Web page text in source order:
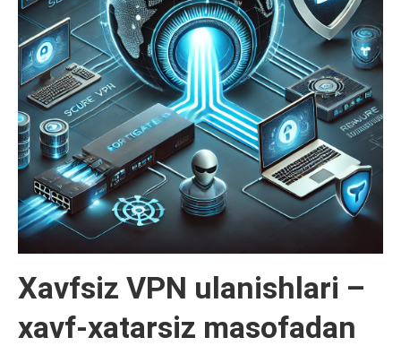
Xavfsiz VPN ulanishlari –
xavf-xatarsiz masofadan